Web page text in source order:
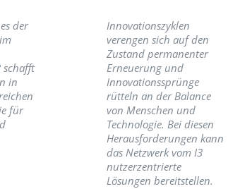
der
schafft
in
für
Innovationszyklen
verengen sich auf den
Zustand permanenter
Erneuerung und
Innovationssprünge
rütteln an der Balance
von Menschen und
Technologie. Bei diesen
Herausforderungen kann
das Netzwerk vom I3
nutzerzentrierte
Lösungen bereitstellen.